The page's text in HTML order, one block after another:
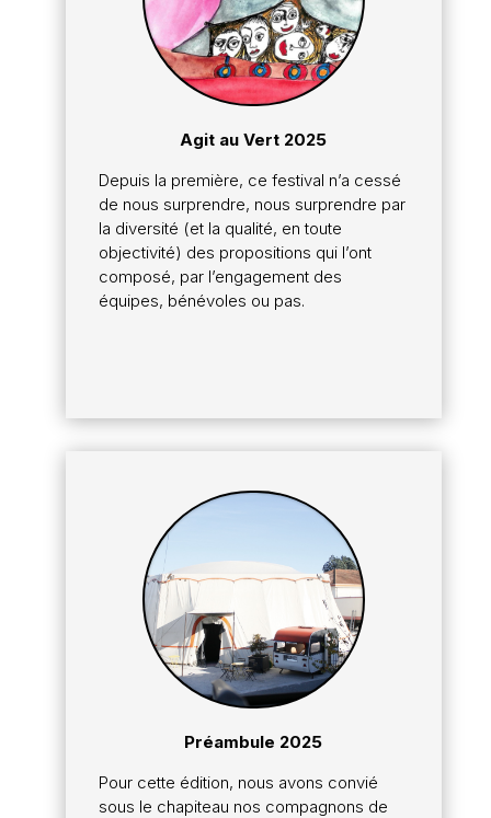
Agit au Vert 2025
Depuis la première, ce festival n’a cessé
de nous surprendre, nous surprendre par
la diversité (et la qualité, en toute
objectivité) des propositions qui l’ont
composé, par l’engagement des
équipes, bénévoles ou pas.
Préambule 2025
Pour cette édition, nous avons convié
sous le chapiteau nos compagnons de